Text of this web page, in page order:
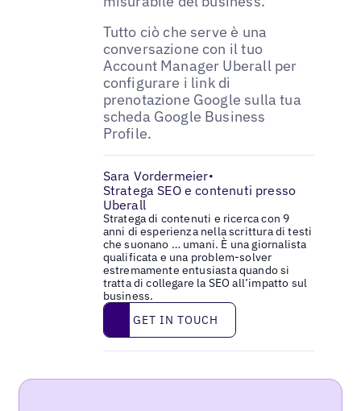
Tutto ciò che serve è una
conversazione con il tuo
Account Manager Uberall per
configurare i link di
prenotazione Google sulla tua
scheda Google Business
Profile.
Sara Vordermeier•
Stratega SEO e contenuti presso
Uberall
Stratega di contenuti e ricerca con 9
anni di esperienza nella scrittura di testi
che suonano … umani. È una giornalista
qualificata e una problem-solver
estremamente entusiasta quando si
tratta di collegare la SEO all’impatto sul
business.
Get in touch
GET IN TOUCH